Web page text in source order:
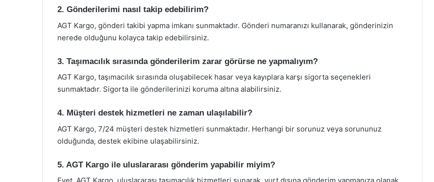
2. Gönderilerimi nasıl takip edebilirim?
AGT Kargo, gönderi takibi yapma imkanı sunmaktadır. Gönderi numaranızı kullanarak, gönderinizin
nerede olduğunu kolayca takip edebilirsiniz.
3. Taşımacılık sırasında gönderilerim zarar görürse ne yapmalıyım?
AGT Kargo, taşımacılık sırasında oluşabilecek hasar veya kayıplara karşı sigorta seçenekleri
sunmaktadır. Sigorta ile gönderilerinizi koruma altına alabilirsiniz.
4. Müşteri destek hizmetleri ne zaman ulaşılabilir?
AGT Kargo, 7/24 müşteri destek hizmetleri sunmaktadır. Herhangi bir sorunuz veya sorununuz
olduğunda, destek ekibine ulaşabilirsiniz.
5. AGT Kargo ile uluslararası gönderim yapabilir miyim?